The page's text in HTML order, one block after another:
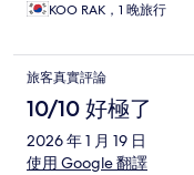
KOO RAK，1 晚旅行
旅客真實評論
10/10 好極了
2026 年 1 月 19 日
使用 Google 翻譯